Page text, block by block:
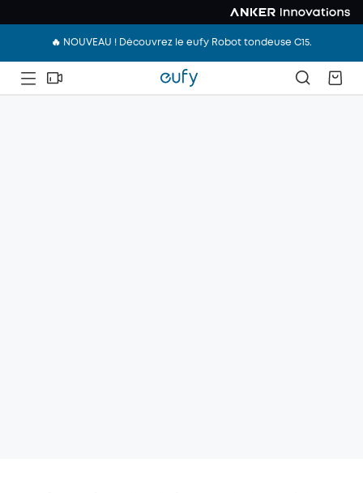
🔥 NOUVEAU ! Découvrez le eufy Robot tondeuse C15.